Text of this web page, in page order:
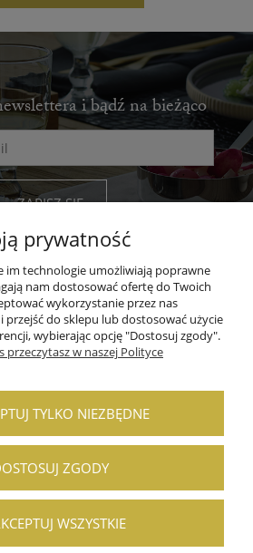
i bądź na bieżąco
ZAPISZ SIĘ
POMOC
I DOSTAWA
INFORMACJE
O NAS
prywatność
im technologie umożliwiają poprawne
nam dostosować ofertę do Twoich
wykorzystanie przez nas
do sklepu lub dostosować użycie
wybierając opcję "Dostosuj zgody".
przeczytasz w naszej Polityce
TYLKO NIEZBĘDNE
ZGODY
WSZYSTKIE